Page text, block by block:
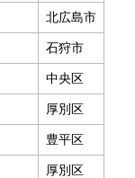
北広島市
石狩市
中央区
厚別区
豊平区
厚別区